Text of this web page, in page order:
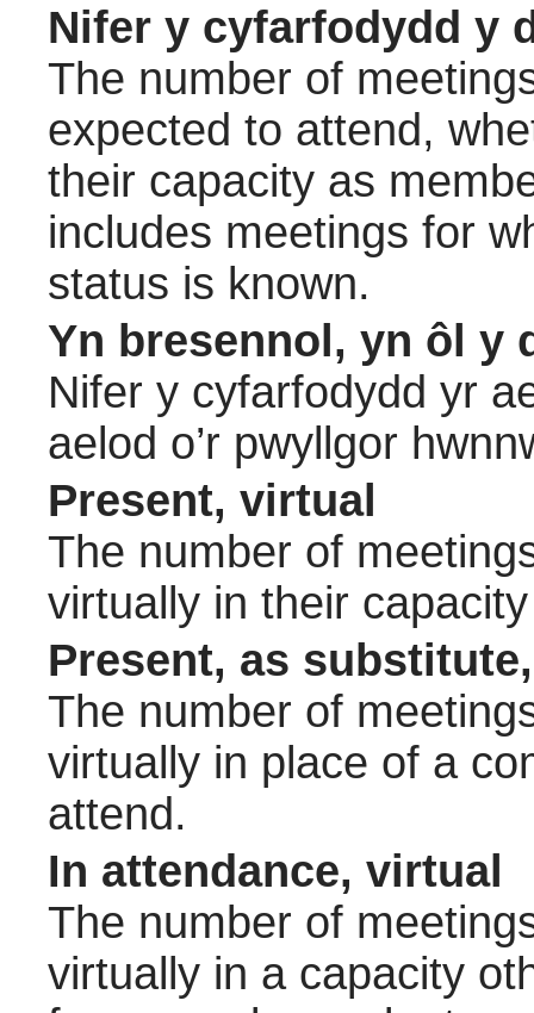
Nifer y cyfarfodydd y
The number of
expected to attend,
their capacity as
includes meetings for
status is known.
Yn bresennol, yn ôl y
Nifer y cyfarfodydd yr
aelod o’r pwyllgor
Present, virtual
The number of
virtually in their
Present, as
The number of
virtually in place of a
attend.
In attendance, virtual
The number of
virtually in a capacity